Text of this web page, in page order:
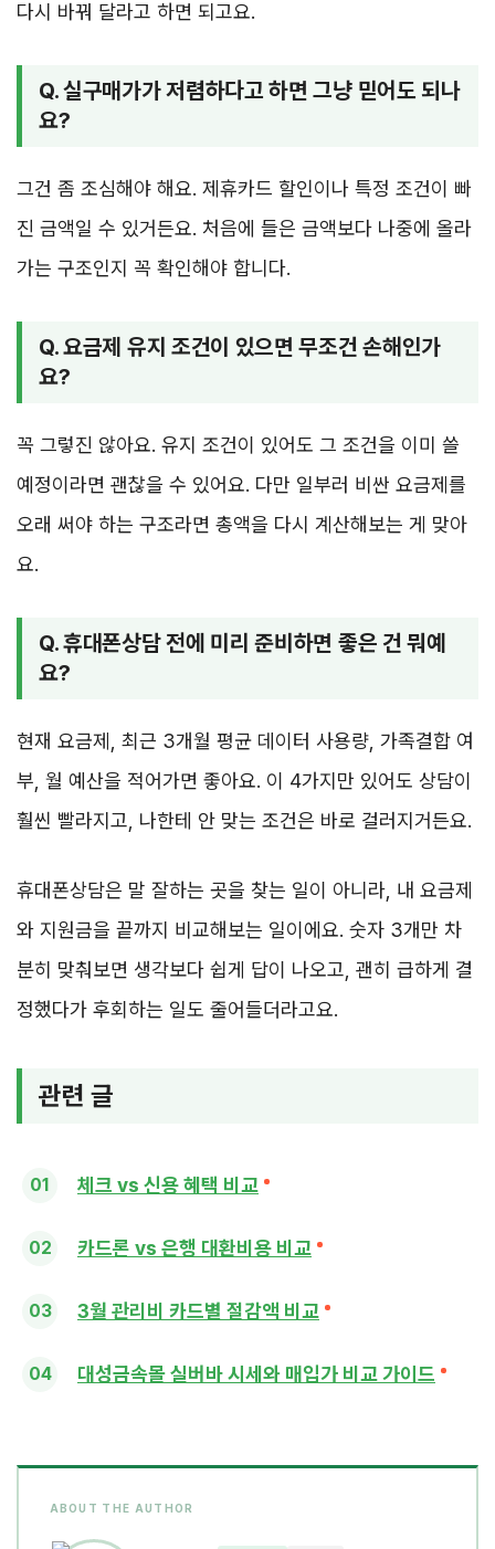
다시 바꿔 달라고 하면 되고요.
Q. 실구매가가 저렴하다고 하면 그냥 믿어도 되나
요?
그건 좀 조심해야 해요. 제휴카드 할인이나 특정 조건이 빠
진 금액일 수 있거든요. 처음에 들은 금액보다 나중에 올라
가는 구조인지 꼭 확인해야 합니다.
Q. 요금제 유지 조건이 있으면 무조건 손해인가
요?
꼭 그렇진 않아요. 유지 조건이 있어도 그 조건을 이미 쓸
예정이라면 괜찮을 수 있어요. 다만 일부러 비싼 요금제를
오래 써야 하는 구조라면 총액을 다시 계산해보는 게 맞아
요.
Q. 휴대폰상담 전에 미리 준비하면 좋은 건 뭐예
요?
현재 요금제, 최근 3개월 평균 데이터 사용량, 가족결합 여
부, 월 예산을 적어가면 좋아요. 이 4가지만 있어도 상담이
훨씬 빨라지고, 나한테 안 맞는 조건은 바로 걸러지거든요.
휴대폰상담은 말 잘하는 곳을 찾는 일이 아니라, 내 요금제
와 지원금을 끝까지 비교해보는 일이에요. 숫자 3개만 차
분히 맞춰보면 생각보다 쉽게 답이 나오고, 괜히 급하게 결
정했다가 후회하는 일도 줄어들더라고요.
관련 글
체크 vs 신용 혜택 비교
카드론 vs 은행 대환비용 비교
3월 관리비 카드별 절감액 비교
대성금속몰 실버바 시세와 매입가 비교 가이드
ABOUT THE AUTHOR